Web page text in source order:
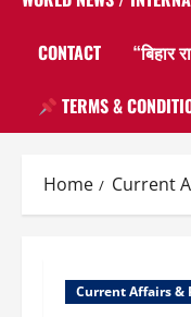
CONTACT “बिहार
TERMS &
Home Current
Current Affairs &